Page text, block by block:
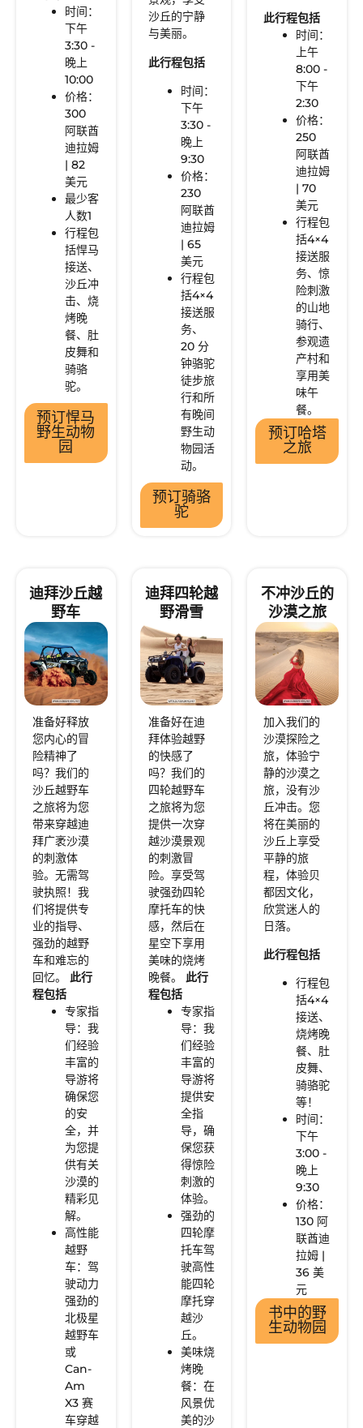
时间：
下午
3:30 -
晚上
10:00
价格：
300
阿联酋
迪拉姆
| 82
美元
最少客
人数1
行程包
括悍马
接送、
沙丘冲
击、烧
烤晚
餐、肚
皮舞和
骑骆
驼。
预订悍马
野生动物
园
沙丘的宁静
与美丽。
此行程包括
时间：
下午
3:30 -
晚上
9:30
价格：
230
阿联酋
迪拉姆
| 65
美元
行程包
括4×4
接送服
务、
20 分
钟骆驼
徒步旅
行和所
有晚间
野生动
物园活
动。
预订骑骆
驼
此行程包括
时间：
上午
8:00 -
下午
2:30
价格：
250
阿联酋
迪拉姆
| 70
美元
行程包
括4×4
接送服
务、惊
险刺激
的山地
骑行、
参观遗
产村和
享用美
味午
餐。
预订哈塔
之旅
迪拜沙丘越
野车
准备好释放
您内心的冒
险精神了
吗？我们的
沙丘越野车
之旅将为您
带来穿越迪
拜广袤沙漠
的刺激体
验。无需驾
驶执照！我
们将提供专
业的指导、
强劲的越野
车和难忘的
回忆。 此行
程包括
专家指
导：我
们经验
丰富的
导游将
确保您
的安
全，并
为您提
供有关
沙漠的
精彩见
解。
高性能
越野
车：驾
驶动力
强劲的
北极星
越野车
或
Can-
Am
X3 赛
车穿越
迪拜四轮越
野滑雪
准备好在迪
拜体验越野
的快感了
吗？我们的
四轮越野车
之旅将为您
提供一次穿
越沙漠景观
的刺激冒
险。享受驾
驶强劲四轮
摩托车的快
感，然后在
星空下享用
美味的烧烤
晚餐。
此行
程包括
专家指
导：我
们经验
丰富的
导游将
提供安
全指
导，确
保您获
得惊险
刺激的
体验。
强劲的
四轮摩
托车驾
驶高性
能四轮
摩托穿
越沙
丘。
美味烧
烤晚
餐：在
风景优
美的沙
不冲沙丘的
沙漠之旅
加入我们的
沙漠探险之
旅，体验宁
静的沙漠之
旅，没有沙
丘冲击。您
将在美丽的
沙丘上享受
平静的旅
程，体验贝
都因文化，
欣赏迷人的
日落。
此行程包括
行程包
括4×4
接送、
烧烤晚
餐、肚
皮舞、
骑骆驼
等！
时间：
下午
3:00 -
晚上
9:30
价格：
130 阿
联酋迪
拉姆 |
36 美
元
书中的野
生动物园